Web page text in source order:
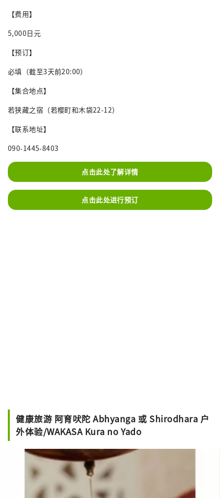
【费用】
5,000日元
【预订】
必填（截至3天前20:00）
【集合地点】
若狭藏之宿（若樱町和木袋22-12）
【联系地址】
090-1445-8403
点击此处了解详情
点击此处进行预订
健康旅游 阿育吠陀 Abhyanga 或 Shirodhara 户
外体验/WAKASA Kura no Yado